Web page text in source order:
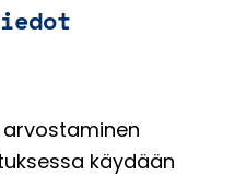
käydään